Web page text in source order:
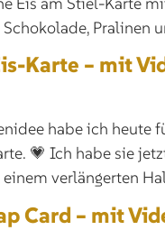
Pralinen
Karte – mit
habe ich heute
💗 Ich habe sie
verlängerten
Card – mit